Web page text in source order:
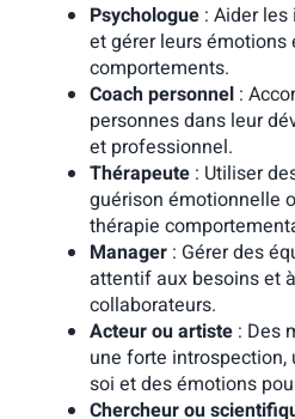
Psychologue: Aider les
et gérer leurs émotions
comportements.
Coach personnel:
personnes dans leur
et professionnel.
Thérapeute: Utiliser
guérison émotionnelle
thérapie
Manager: Gérer des
attentif aux besoins et
collaborateurs.
Acteur ou artiste: Des
une forte
soi et des émotions
Chercheur ou